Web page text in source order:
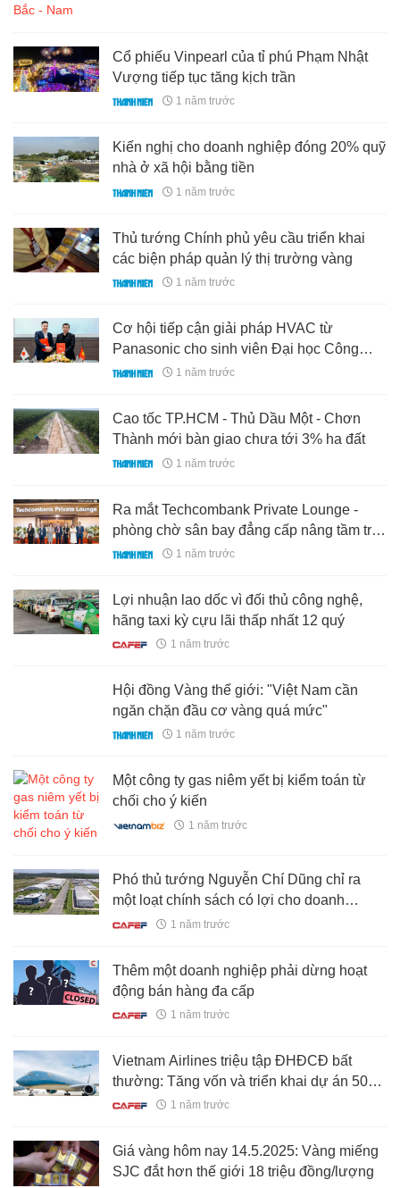
Cổ phiếu Vinpearl của tỉ phú Phạm Nhật
Vượng tiếp tục tăng kịch trần
1 năm trước
Kiến nghị cho doanh nghiệp đóng 20% quỹ
nhà ở xã hội bằng tiền
1 năm trước
Thủ tướng Chính phủ yêu cầu triển khai
các biện pháp quản lý thị trường vàng
1 năm trước
Cơ hội tiếp cận giải pháp HVAC từ
Panasonic cho sinh viên Đại học Công
Nghiệp TP.HCM
1 năm trước
Cao tốc TP.HCM - Thủ Dầu Một - Chơn
Thành mới bàn giao chưa tới 3% ha đất
1 năm trước
Ra mắt Techcombank Private Lounge -
phòng chờ sân bay đẳng cấp nâng tầm trải
nghiệm
1 năm trước
Lợi nhuận lao dốc vì đối thủ công nghệ,
hãng taxi kỳ cựu lãi thấp nhất 12 quý
1 năm trước
Hội đồng Vàng thế giới: "Việt Nam cần
ngăn chặn đầu cơ vàng quá mức"
1 năm trước
Một công ty gas niêm yết bị kiểm toán từ
chối cho ý kiến
1 năm trước
Phó thủ tướng Nguyễn Chí Dũng chỉ ra
một loạt chính sách có lợi cho doanh
nghiệp trong Nghị quyết 68
1 năm trước
Thêm một doanh nghiệp phải dừng hoạt
động bán hàng đa cấp
1 năm trước
Vietnam Airlines triệu tập ĐHĐCĐ bất
thường: Tăng vốn và triển khai dự án 50
máy bay thân hẹp gần 93.000 tỷ đồng
1 năm trước
Giá vàng hôm nay 14.5.2025: Vàng miếng
SJC đắt hơn thế giới 18 triệu đồng/lượng